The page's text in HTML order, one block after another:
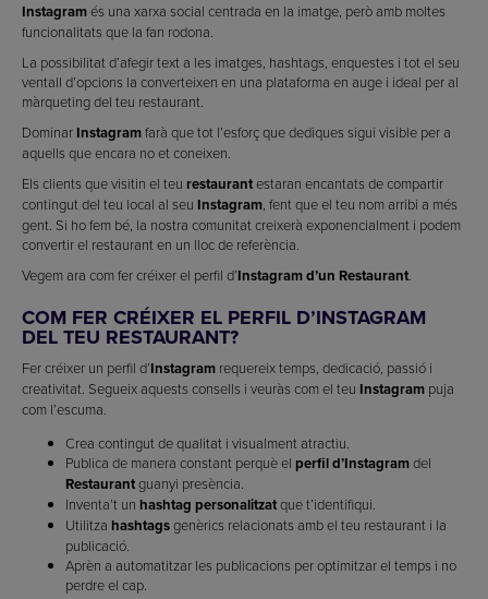
Instagramés una xarxa social centrada en la imatge, però amb moltes
funcionalitats que la fan rodona.
La possibilitat d’afegir text a les imatges, hashtags, enquestes i tot el seu
ventall d’opcions la converteixen en una plataforma en auge i ideal per al
màrqueting del teu restaurant.
Dominar Instagramfarà que tot l’esforç que dediques sigui visible per a
aquells que encara no et coneixen.
Els clients que visitin el teu restaurantestaran encantats de compartir
contingut del teu local al seu Instagram, fent que el teu nom arribi a més
gent. Si ho fem bé, la nostra comunitat creixerà exponencialment i podem
convertir el restaurant en un lloc de referència.
Vegem ara com fer créixer el perfil d’Instagram d’un Restaurant.
COM FER CRÉIXER EL PERFIL D’INSTAGRAM
DEL TEU RESTAURANT?
Fer créixer un perfil d’Instagram requereix temps, dedicació, passió i
creativitat. Segueix aquests consells i veuràs com el teu Instagram puja
com l’escuma.
Crea contingut de qualitat i visualment atractiu.
Publica de manera constant perquè el perfil d’Instagramdel
Restaurantguanyi presència.
Inventa’t un hashtag personalitzatque t’identifiqui.
Utilitza hashtagsgenèrics relacionats amb el teu restaurant i la
publicació.
Aprèn a automatitzar les publicacions per optimitzar el temps i no
perdre el cap.